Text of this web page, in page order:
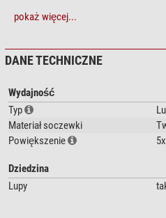
Narożne soczewki lupowe
Cechy produktu
Na wszystkich soczewkach
powiększenia/dioptrii/idealnej
Jasne, jednolite oświetlenie czytanej
całkowicie zamkniętych soczewek
Asferyczna, lekka soczewka PXM®,
Aby zapewnić wygodniejszą pozycję
Eschenbach zaleca stosowanie z
pokaż więcej...
DANE TECHNICZNE
Wydajność
Typ
Materiał soczewki
Powiększenie
Dziedzina
Lupy